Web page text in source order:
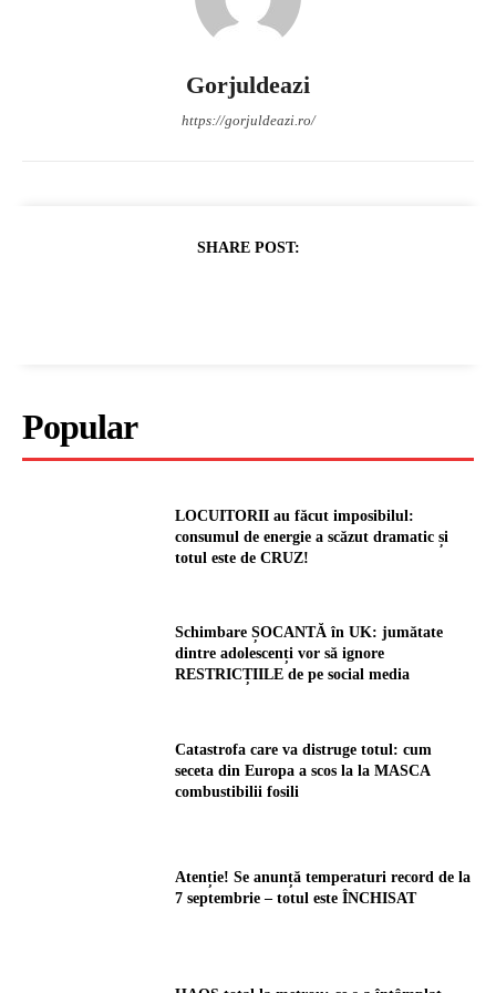
Gorjuldeazi
https://gorjuldeazi.ro/
SHARE POST:
Popular
LOCUITORII au făcut imposibilul:
consumul de energie a scăzut dramatic și
totul este de CRUZ!
Schimbare ȘOCANTĂ în UK: jumătate
dintre adolescenți vor să ignore
RESTRICȚIILE de pe social media
Catastrofa care va distruge totul: cum
seceta din Europa a scos la la MASCA
combustibilii fosili
Atenție! Se anunță temperaturi record de la
7 septembrie – totul este ÎNCHISAT